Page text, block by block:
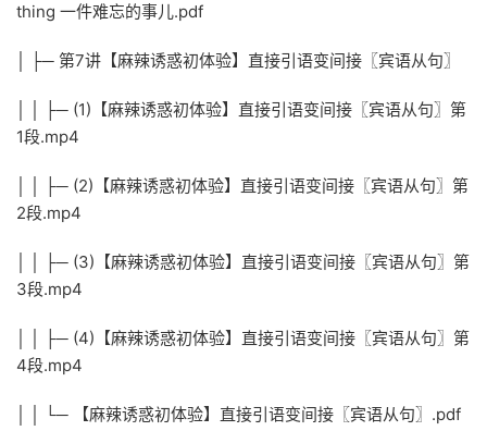
thing 一件难忘的事儿.pdf
│ ├─ 第7讲【麻辣诱惑初体验】直接引语变间接〖宾语从句〗
│ │ ├─ (1)【麻辣诱惑初体验】直接引语变间接〖宾语从句〗第
1段.mp4
│ │ ├─ (2)【麻辣诱惑初体验】直接引语变间接〖宾语从句〗第
2段.mp4
│ │ ├─ (3)【麻辣诱惑初体验】直接引语变间接〖宾语从句〗第
3段.mp4
│ │ ├─ (4)【麻辣诱惑初体验】直接引语变间接〖宾语从句〗第
4段.mp4
│ │ └─ 【麻辣诱惑初体验】直接引语变间接〖宾语从句〗.pdf